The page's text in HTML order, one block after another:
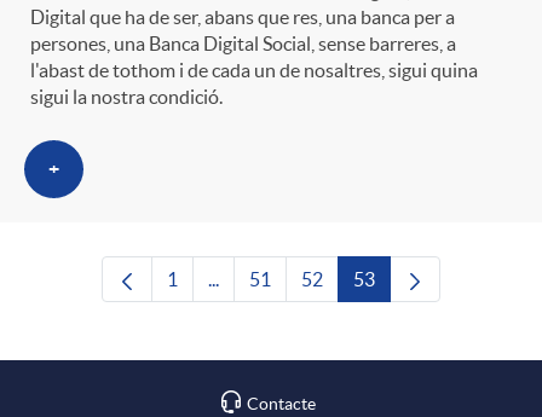
Digital que ha de ser, abans que res, una banca per a
persones, una Banca Digital Social, sense barreres, a
l'abast de tothom i de cada un de nosaltres, sigui quina
sigui la nostra condició.
+
Pàgina
1 ...Pàgines intermèdies Utilitzeu TAB per
Pàgina
51 Pàgina
52 Pàgina
53
Contacte